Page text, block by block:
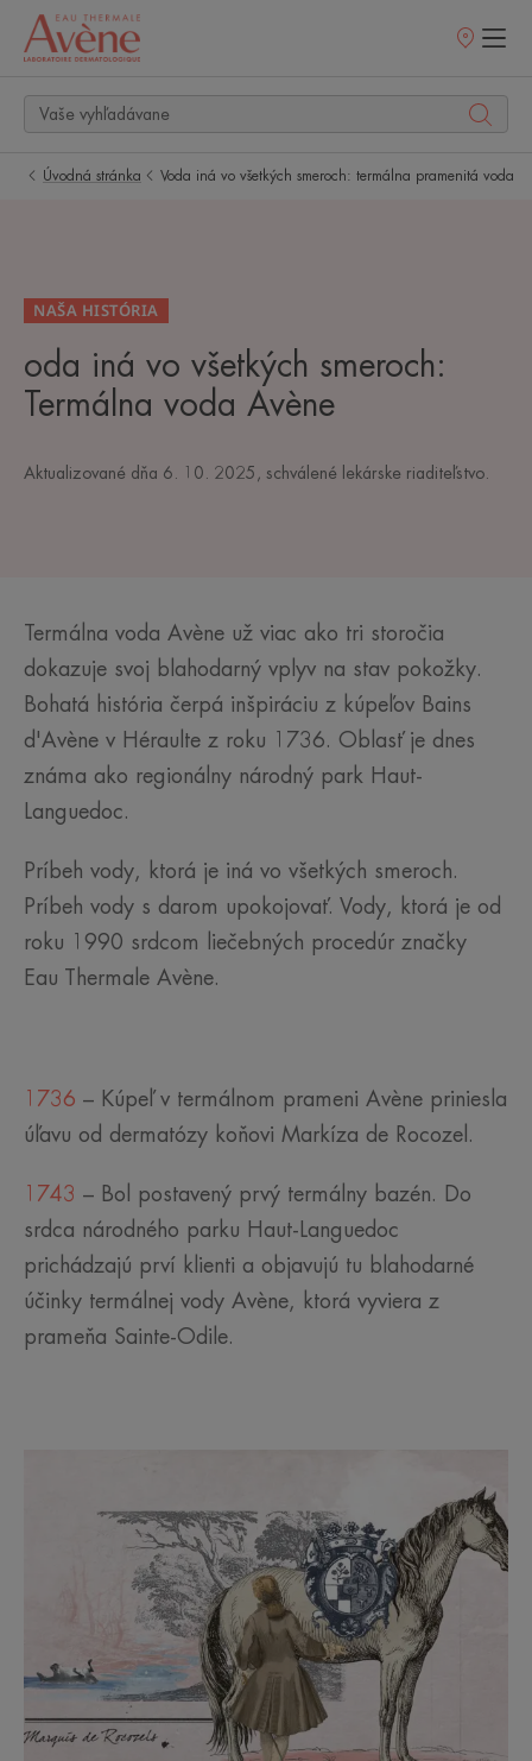
Predajné
Úvodná stránka Voda iná vo všetkých smeroch: termálna pramenitá voda
NAŠA HISTÓRIA
oda iná vo všetkých smeroch:
Termálna voda Avène
Aktualizované dňa 6. 10. 2025 , schválené lekárske riaditeľstvo
Termálna voda Avène už viac ako tri storočia
dokazuje svoj blahodarný vplyv na stav pokožky.
Bohatá história čerpá inšpiráciu z kúpeľov Bains
d'Avène v Héraulte z roku 1736. Oblasť je dnes
známa ako regionálny národný park Haut-
Languedoc.
Príbeh vody, ktorá je iná vo všetkých smeroch.
Príbeh vody s darom upokojovať. Vody, ktorá je od
roku 1990 srdcom liečebných procedúr značky
Eau Thermale Avène.
1736 – Kúpeľ v termálnom prameni Avène priniesla
úľavu od dermatózy koňovi Markíza de Rocozel.
1743 – Bol postavený prvý termálny bazén. Do
srdca národného parku Haut-Languedoc
prichádzajú prví klienti a objavujú tu blahodarné
účinky termálnej vody Avène, ktorá vyviera z
prameňa Sainte-Odile.